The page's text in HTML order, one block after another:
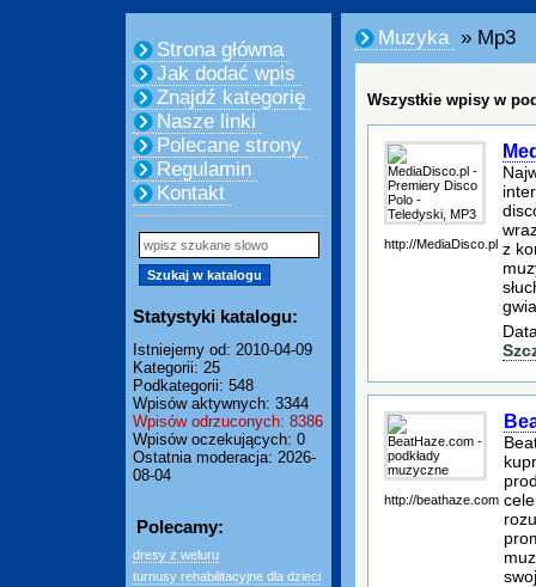
Strona główna
Jak dodać wpis
Znajdź kategorię
Nasze linki
Polecane strony
Regulamin
Kontakt
Statystyki katalogu:
Istniejemy od: 2010-04-09
Kategorii: 25
Podkategorii: 548
Wpisów aktywnych: 3344
Wpisów odrzuconych: 8386
Wpisów oczekujących: 0
Ostatnia moderacja: 2026-
08-04
Polecamy:
dresy z weluru
turnusy rehabilitacyjne dla dzieci
Muzyka » Mp3
Wszystkie wpisy w
http://MediaDisco.pl z
http://beathaze.com